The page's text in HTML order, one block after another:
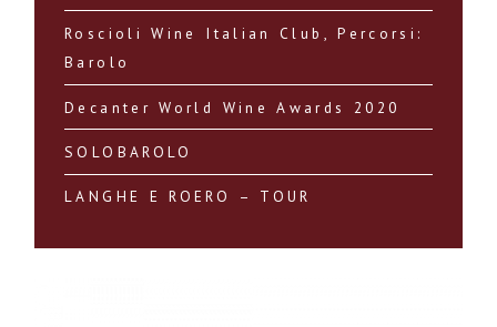
Roscioli Wine Italian Club, Percorsi:
Barolo
Decanter World Wine Awards 2020
SOLOBAROLO
LANGHE E ROERO – TOUR